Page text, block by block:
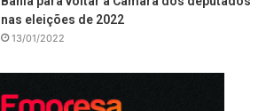
nas eleições de 2022
13/01/2022